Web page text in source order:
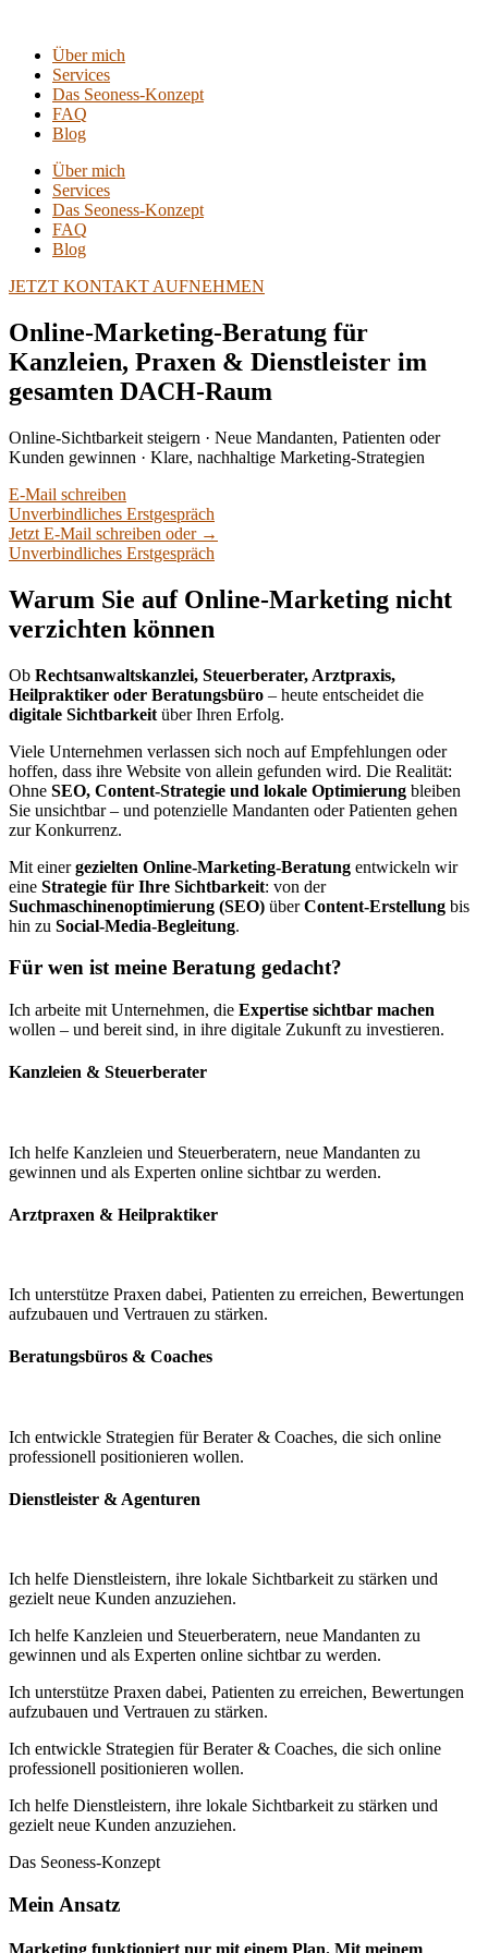
Über mich
Services
Das Seoness-Konzept
FAQ
Blog
Über mich
Services
Das Seoness-Konzept
FAQ
Blog
JETZT KONTAKT AUFNEHMEN
Online-Marketing-Beratung für
Kanzleien, Praxen & Dienstleister im
gesamten DACH-Raum
Online-Sichtbarkeit steigern · Neue Mandanten, Patienten oder
Kunden gewinnen · Klare, nachhaltige Marketing-Strategien
E-Mail schreiben
Unverbindliches Erstgespräch
Jetzt E-Mail schreiben oder →
Unverbindliches Erstgespräch
Warum Sie auf Online-Marketing nicht
verzichten können
Ob Rechtsanwaltskanzlei, Steuerberater, Arztpraxis,
Heilpraktiker oder Beratungsbüro – heute entscheidet die
digitale Sichtbarkeit über Ihren Erfolg.
Viele Unternehmen verlassen sich noch auf Empfehlungen oder
hoffen, dass ihre Website von allein gefunden wird. Die Realität:
Ohne SEO, Content-Strategie und lokale Optimierung bleiben
Sie unsichtbar – und potenzielle Mandanten oder Patienten gehen
zur Konkurrenz.
Mit einergezielten Online-Marketing-Beratung entwickeln wir
eine Strategie für Ihre Sichtbarkeit: von der
Suchmaschinenoptimierung (SEO) überContent-Erstellung bis
hin zu Social-Media-Begleitung.
Für wen ist meine Beratung gedacht?
Ich arbeite mit Unternehmen, die Expertise sichtbar machen
wollen – und bereit sind, in ihre digitale Zukunft zu investieren.
Kanzleien & Steuerberater
Ich helfe Kanzleien und Steuerberatern, neue Mandanten zu
gewinnen und als Experten online sichtbar zu werden.
Arztpraxen & Heilpraktiker
Ich unterstütze Praxen dabei, Patienten zu erreichen, Bewertungen
aufzubauen und Vertrauen zu stärken.
Beratungsbüros & Coaches
Ich entwickle Strategien für Berater & Coaches, die sich online
professionell positionieren wollen.
Dienstleister & Agenturen
Ich helfe Dienstleistern, ihre lokale Sichtbarkeit zu stärken und
gezielt neue Kunden anzuziehen.
Ich helfe Kanzleien und Steuerberatern, neue Mandanten zu
gewinnen und als Experten online sichtbar zu werden.
Ich unterstütze Praxen dabei, Patienten zu erreichen, Bewertungen
aufzubauen und Vertrauen zu stärken.
Ich entwickle Strategien für Berater & Coaches, die sich online
professionell positionieren wollen.
Ich helfe Dienstleistern, ihre lokale Sichtbarkeit zu stärken und
gezielt neue Kunden anzuziehen.
Das Seoness-Konzept
Mein Ansatz